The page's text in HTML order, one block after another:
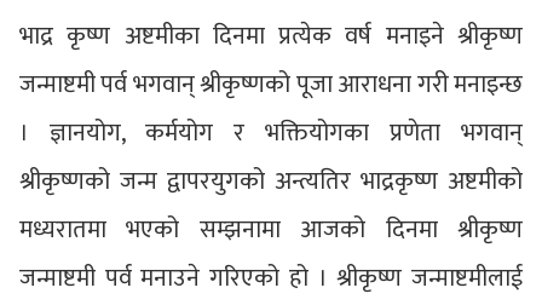
भाद्र कृष्ण अष्टमीका दिनमा प्रत्येक वर्ष मनाइने श्रीकृष्ण
जन्माष्टमी पर्व भगवान् श्रीकृष्णको पूजा आराधना गरी मनाइन्छ
। ज्ञानयोग, कर्मयोग र भक्तियोगका प्रणेता भगवान्
श्रीकृष्णको जन्म द्वापरयुगको अन्त्यतिर भाद्रकृष्ण अष्टमीको
मध्यरातमा भएको सम्झनामा आजको दिनमा श्रीकृष्ण
जन्माष्टमी पर्व मनाउने गरिएको हो । श्रीकृष्ण जन्माष्टमीलाई